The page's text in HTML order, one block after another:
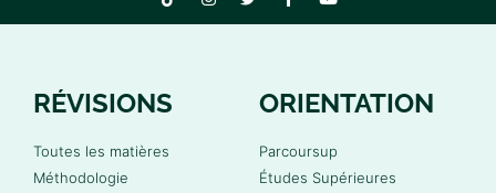
RÉVISIONS
Toutes les matières
Méthodologie
ORIENTATION
Parcoursup
Études Supérieures